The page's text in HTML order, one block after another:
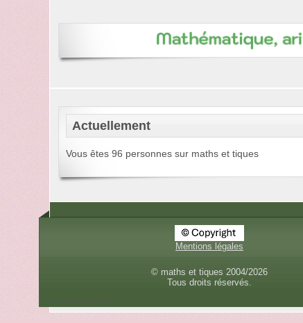
Actuellement
Vous êtes 96 personnes sur maths et tiques
Mentions légales
© maths et tiques 2004/2026
Tous droits réservés.